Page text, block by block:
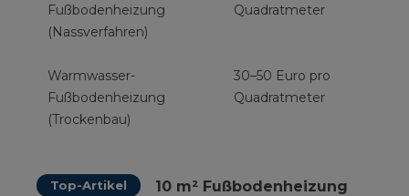
Fußbodenheizung
(Nassverfahren)
Quadratmeter
Warmwasser-
Fußbodenheizung
(Trockenbau)
30–50 Euro pro
Quadratmeter
Top-Artikel
10 m² Fußbodenheizung